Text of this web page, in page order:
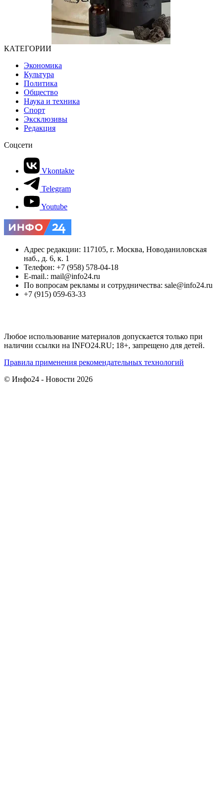
КАТЕГОРИИ
Экономика
Культура
Политика
Общество
Наука и техника
Спорт
Эксклюзивы
Редакция
Соцсети
Vkontakte
Telegram
Youtube
Адрес редакции: 117105, г. Москва, Новоданиловская
наб., д. 6, к. 1
Телефон: +7 (958) 578-04-18
E-mail.: mail@info24.ru
По вопросам рекламы и сотрудничества: sale@info24.ru
+7 (915) 059-63-33
Любое использование материалов допускается только при
наличии ссылки на INFO24.RU; 18+, запрещено для детей.
Правила применения рекомендательных технологий
© Инфо24 - Новости 2026